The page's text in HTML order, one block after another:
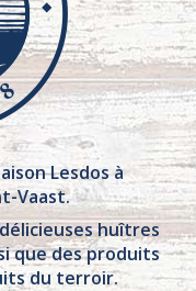
Lesdos à
Vaast.
huîtres
que des produits
du terroir.